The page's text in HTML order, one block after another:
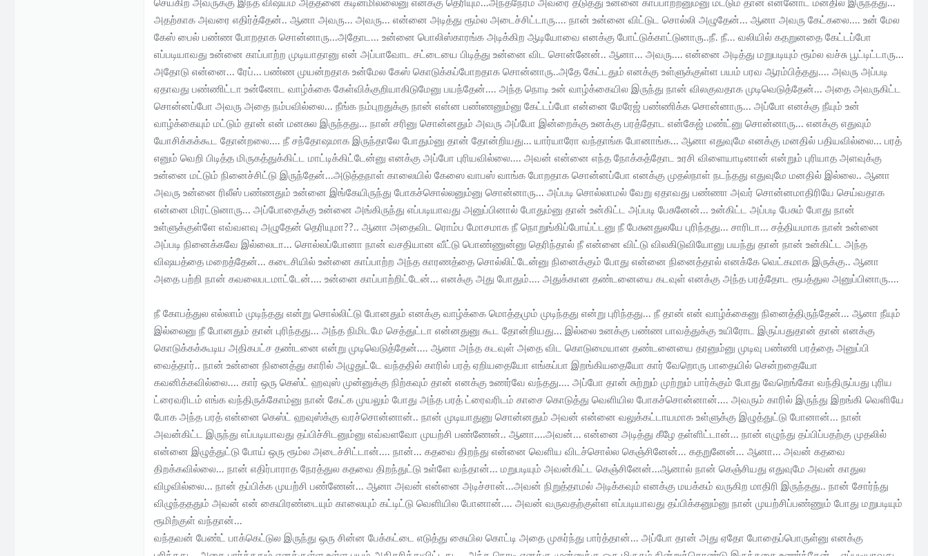
செய்கிற அவருக்கு இந்த விஷயம் அத்தனை கடினமில்லைனு எனக்கு தெரியும்...அந்தநேரம் அவரை தடுத்து உன்னை காப்பாற்றனும்னு மட்டும் தான் என்னோட மனதில் இருந்தது...
அதற்காக அவரை எதிர்த்தேன்.. ஆனா அவரு... அவரு... என்னை அடித்து ரூம்ல அடைச்சிட்டாரு.... நான் உன்னை விட்டுட சொல்லி அழுதேன்... ஆனா அவரு கேட்கலை.... உன் மேல
கேஸ் பைல் பண்ண போறதாக சொன்னாரு...அதோட... உன்னை பொலிஸ்காரங்க அடிக்கிற ஆடியோவை எனக்கு போட்டுக்காட்டுனாரு..நீ. நீ... வலியில் கதறுனதை கேட்டப்போ
எப்படியாவது உன்னை காப்பாற்ற முடியாதானு என் அப்பாவோட சட்டையை பிடித்து உன்னை விட சொன்னேன்.. ஆனா... அவரு.... என்னை அடித்து மறுபடியும் ரூம்ல வச்சு பூட்டிட்டாரு...
அதோடு என்னை... ரேப்... பண்ண முயன்றதாக உன்மேல கேஸ் கொடுக்கப்போறதாக சொன்னாரு..அதே கேட்டதும் எனக்கு உள்ளுக்குள்ள பயம் பரவ ஆரம்பித்தது.... அவரு அப்படி
ஏதாவது பண்ணிட்டா உன்னோட வாழ்க்கை கேள்விக்குறியாகிடுமேனு பயந்தேன்.... அந்த நொடி உன் வாழ்க்கையில இருந்து நான் விலகுவதாக முடிவெடுத்தேன்... அதை அவருகிட்ட
சொன்னப்போ அவரு அதை நம்பவில்லை... நீங்க நம்புறதுக்கு நான் என்ன பண்ணனும்னு கேட்டப்போ என்னை மேரேஜ் பண்ணிக்க சொன்னாரு... அப்போ எனக்கு நீயும் உன்
வாழ்க்கையும் மட்டும் தான் என் மனசுல இருந்தது... நான் சரினு சொன்னதும் அவரு அப்போ இன்றைக்கு உனக்கு பரத்தோட என்கேஜ் மண்ட்னு சொன்னாரு... எனக்கு எதுவும்
யோசிக்கக்கூட தோன்றலை.... நீ சந்தோஷமாக இருந்தாலே போதும்னு தான் தோன்றியது... யார்யாரோ வந்தாங்க போனாங்க... ஆனா எதுவுமே எனக்கு மனதில் பதியவில்லை... பரத்
எனும் வெறி பிடித்த மிருகத்துக்கிட்ட மாட்டிக்கிட்டேன்னு எனக்கு அப்போ புரியவில்லை.... அவன் என்னை எந்த நோக்கத்தோட உரசி விளையாடினான் என்றும் புரியாத அளவுக்கு
உன்னை மட்டும் நினைச்சிட்டு இருந்தேன்...அடுத்தநாள் காலையில் கேஸை வாபஸ் வாங்க போறதாக சொன்னப்போ எனக்கு முதல்நாள் நடந்தது எதுவுமே மனதில் இல்லை.. ஆனா
அவரு உன்னை ரிலீஸ் பண்ணதும் உன்னை இங்கேயிருந்து போகச்சொல்லனும்னு சொன்னாரு... அப்படி சொல்லாமல் வேறு ஏதாவது பண்ணா அவர் சொன்னமாதிரியே செய்வதாக
என்னை மிரட்டுனாரு... அப்போதைக்கு உன்னை அங்கிருந்து எப்படியாவது அனுப்பினால் போதும்னு தான் உன்கிட்ட அப்படி பேசுனேன்... உன்கிட்ட அப்படி பேசும் போது நான்
உள்ளுக்குள்ளே எவ்வளவு அழுதேன் தெரியுமா??.. ஆனா அதைவிட ரொம்ப மோசமாக நீ நொறுங்கிப்போய்ட்டனு நீ பேசுனதுலயே புரிந்தது... சாரிடா... சத்தியமாக நான் உன்னை
அப்படி நினைக்கவே இல்லைடா... சொல்லப்போனா நான் வசதியான வீட்டு பொண்ணுன்னு தெரிந்தால் நீ என்னை விட்டு விலகிடுவியோனு பயந்து தான் நான் உன்கிட்ட அந்த
விஷயத்தை மறைத்தேன்... கடைசியில் உன்னை காப்பாற்ற அந்த காரணத்தை சொல்லிட்டேன்னு நினைக்கும் போது என்னை நினைத்தால் எனக்கே வெட்கமாக இருக்கு.. ஆனா
அதை பற்றி நான் கவலைபடமாட்டேன்.... உன்னை காப்பாற்றிட்டேன்... எனக்கு அது போதும்.... அதுக்கான தண்டனையை கடவுள் எனக்கு அந்த பரத்தோட ரூபத்துல அனுப்பினாரு....
நீ கோபத்துல எல்லாம் முடிந்தது என்று சொல்லிட்டு போனதும் எனக்கு வாழ்க்கை மொத்தமும் முடிந்தது என்று புரிந்தது... நீ தான் என் வாழ்க்கைனு நினைத்திருந்தேன்... ஆனா நீயும்
இல்லைனு நீ போனதும் தான் புரிந்தது... அந்த நிமிடமே செத்துட்டா என்னதுனு கூட தோன்றியது... இல்லை உனக்கு பண்ண பாவத்துக்கு உயிரோட இருப்பதுதான் தான் எனக்கு
கொடுக்கக்கூடிய அதிகபட்ச தண்டனை என்று முடிவெடுத்தேன்.... ஆனா அந்த கடவுள் அதை விட கொடுமையான தண்டனையை தரனும்னு முடிவு பண்ணி பரத்தை அனுப்பி
வைத்தார்.. நான் உன்னை நினைத்து காரில் அழுதுட்டே வந்ததில் காரில் பரத் ஏறியதையோ எங்கப்பா இறங்கியதையோ கார் வேறொரு பாதையில் சென்றதையோ
கவனிக்கவில்லை.... கார் ஒரு கெஸ்ட் ஹவுஸ் முன்னுக்கு நிற்கவும் தான் எனக்கு உணர்வே வந்தது.... அப்போ தான் சுற்றும் முற்றும் பார்க்கும் போது வேறெங்கோ வந்திருப்பது புரிய
ட்ரைவரிடம் எங்க வந்திருக்கோம்னு நான் கேட்க முயலும் போது அந்த பரத் ட்ரைவரிடம் காசை கொடுத்து வெளியில போகச்சொன்னான்.... அவரும் காரில் இருந்து இறங்கி வெளியே
போக அந்த பரத் என்னை கெஸ்ட் ஹவுஸ்க்கு வரச்சொன்னான்.. நான் முடியாதுனு சொன்னதும் அவன் என்னை வலுக்கட்டாயமாக உள்ளுக்கு இழுத்துட்டு போனான்... நான்
அவன்கிட்ட இருந்து எப்படியாவது தப்பிச்சிடனும்னு எவ்வளவோ முயற்சி பண்ணேன்.. ஆனா....அவன்... என்னை அடித்து கீழே தள்ளிட்டான்... நான் எழுந்து தப்பிப்பதற்கு முதலில்
என்னை இழுத்துட்டு போய் ஒரு ரூம்ல அடைச்சிட்டான்.... நான்... கதவை திறந்து என்னை வெளிய விடச்சொல்ல கெஞ்சினேன்... கதறுனேன்... ஆனா... அவன் கதவை
திறக்கவில்லை... நான் எதிர்பாராத நேரத்துல கதவை திறந்துட்டு உள்ளே வந்தான்... மறுபடியும் அவன்கிட்ட கெஞ்சினேன்...ஆனால் நான் கெஞ்சியது எதுவுமே அவன் காதுல
விழவில்லை... நான் தப்பிக்க முயற்சி பண்ணேன்... ஆனா அவன் என்னை அடிச்சான்...அவன் நிறுத்தாமல் அடிக்கவும் எனக்கு மயக்கம் வருகிற மாதிரி இருந்தது.. நான் சோர்ந்து
விழுந்தததும் அவன் என் கையிரண்டையும் காலையும் கட்டிட்டு வெளியில போனான்.... அவன் வருவதற்குள்ள எப்படியாவது தப்பிக்கனும்னு நான் முயற்சிப்பண்ணும் போது மறுபடியும்
ரூமிற்குள் வந்தான்...
வந்தவன் பேண்ட் பாக்கெட்டுல இருந்து ஒரு சின்ன பேக்கட்டை எடுத்து கையில கொட்டி அதை முகர்ந்து பார்த்தான்... அப்போ தான் அது ஏதோ போதைப்பொருள்னு எனக்கு